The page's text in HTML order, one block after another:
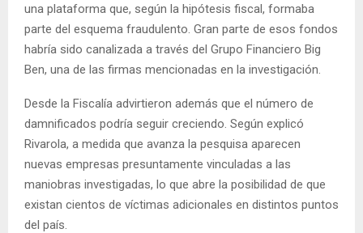
una plataforma que, según la hipótesis fiscal, formaba
parte del esquema fraudulento. Gran parte de esos fondos
habría sido canalizada a través del Grupo Financiero Big
Ben, una de las firmas mencionadas en la investigación.
Desde la Fiscalía advirtieron además que el número de
damnificados podría seguir creciendo. Según explicó
Rivarola, a medida que avanza la pesquisa aparecen
nuevas empresas presuntamente vinculadas a las
maniobras investigadas, lo que abre la posibilidad de que
existan cientos de víctimas adicionales en distintos puntos
del país.